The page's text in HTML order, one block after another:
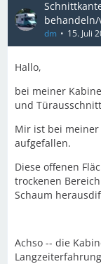
behandeln/
dm 15. Juli
Hallo,
bei meiner
und
Mir ist bei meiner
aufgefallen.
Diese offenen
trockenen
Schaum
Achso -- die